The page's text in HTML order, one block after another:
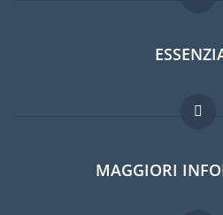
Forum per
Guida per
MAGGIORI